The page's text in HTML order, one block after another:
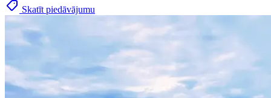
Skatīt piedāvājumu